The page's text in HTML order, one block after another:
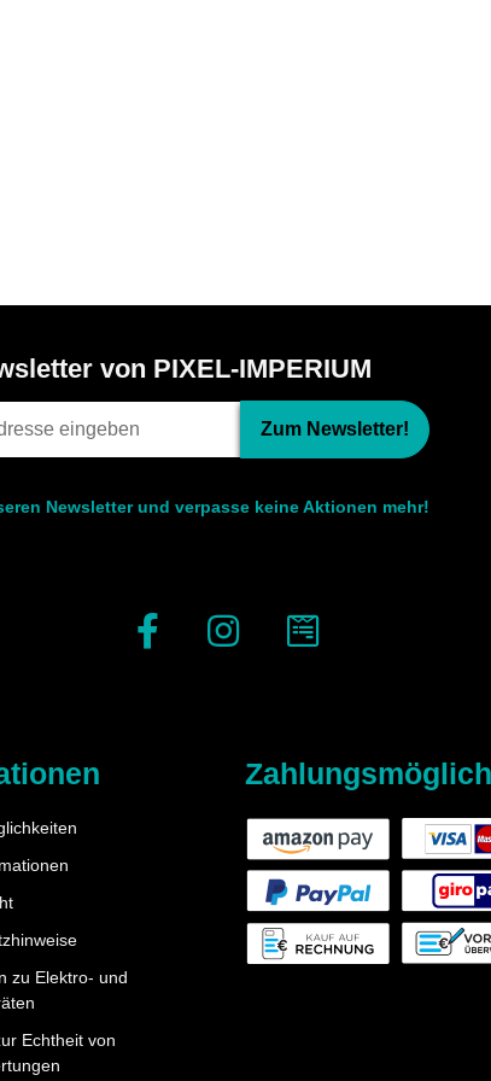
von PIXEL-IMPERIUM
Zum Newsletter!
Newsletter und verpasse keine Aktionen mehr!
zu Elektro- und
Echtheit von